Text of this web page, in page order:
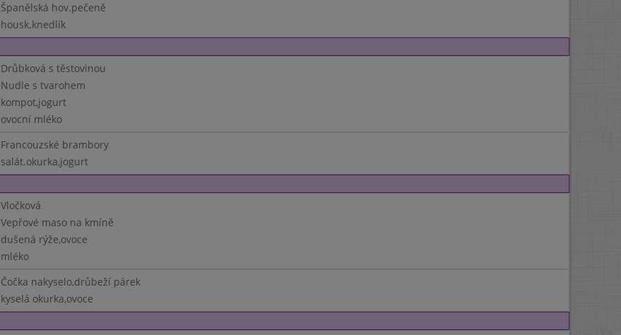
Španělská hov.pečeně
housk.knedlík
Drůbková s těstovinou
Nudle s tvarohem
kompot,jogurt
ovocní mléko
Francouzské brambory
salát.okurka,jogurt
Vločková
Vepřové maso na kmíně
dušená rýže,ovoce
mléko
Čočka nakyselo,drůbeží párek
kyselá okurka,ovoce